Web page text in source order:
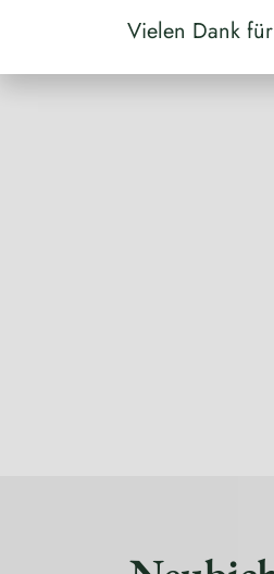
Vielen Dank